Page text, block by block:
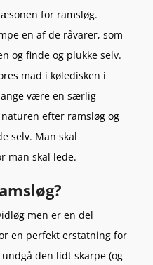
for ramsløg.
en af de råvarer, som
og finde og plukke selv.
mad i køledisken i
være en særlig
naturen efter ramsløg og
selv. Man skal
man skal lede.
men er en del
en perfekt erstatning for
den lidt skarpe (og